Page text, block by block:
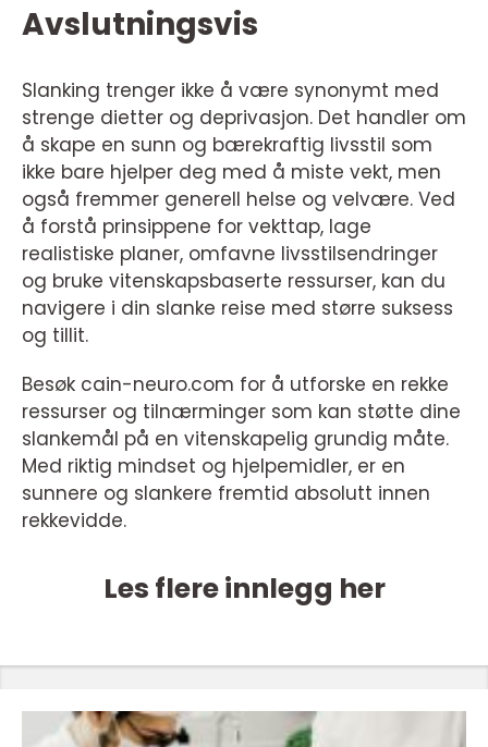
Avslutningsvis
Slanking trenger ikke å være synonymt med
strenge dietter og deprivasjon. Det handler om
å skape en sunn og bærekraftig livsstil som
ikke bare hjelper deg med å miste vekt, men
også fremmer generell helse og velvære. Ved
å forstå prinsippene for vekttap, lage
realistiske planer, omfavne livsstilsendringer
og bruke vitenskapsbaserte ressurser, kan du
navigere i din slanke reise med større suksess
og tillit.
Besøk cain-neuro.com for å utforske en rekke
ressurser og tilnærminger som kan støtte dine
slankemål på en vitenskapelig grundig måte.
Med riktig mindset og hjelpemidler, er en
sunnere og slankere fremtid absolutt innen
rekkevidde.
Les flere innlegg her